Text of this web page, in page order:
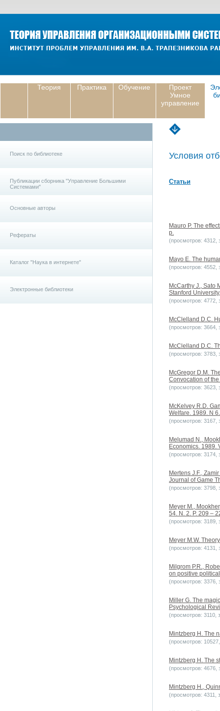
Теория Практика Обучение
Проект
Умное
управление
Поиск по библиотеке
Публикации сборника "Управление Большими
Системами"
Основные авторы
Рефераты
Каталог "Наука в интернете"
Электронные библиотеки
Условия
Статьи
Mauro P. The
p.
(просмотров: 4312,
Mayo E. The
(просмотров: 4552,
McCarthy J., Sato
Stanford
(просмотров: 4772,
McClelland D.C.
(просмотров: 3664,
McClelland D.C.
(просмотров: 3783,
McGregor D.M.
Convocation of
(просмотров: 3623,
McKelvey R.D.
Welfare. 1989. N
(просмотров: 3167,
Melumad N.,
Economics. 1989.
(просмотров: 3174,
Mertens J.F.,
Journal of Game
(просмотров: 3798,
Meyer M.,
54. N. 2. P. 209 –
(просмотров: 3189,
Meyer M.W.
(просмотров: 4131,
Milgrom P.R.,
on positive
(просмотров: 3376,
Miller G. The
Psychological
(просмотров: 3110,
Mintzberg H. The
(просмотров:
Mintzberg H. The
(просмотров: 4676,
Mintzberg H.,
(просмотров: 4311,